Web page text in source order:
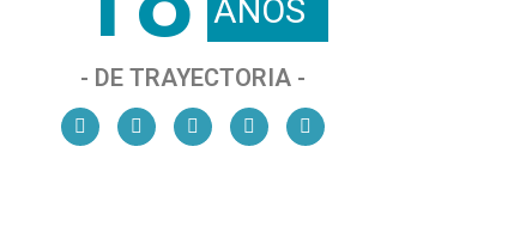
AÑOS
- DE TRAYECTORIA -